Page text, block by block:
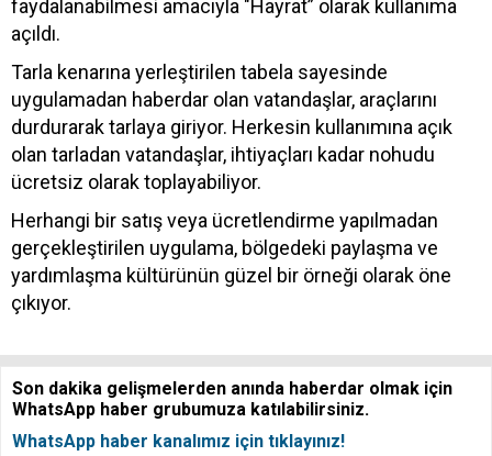
faydalanabilmesi amacıyla "Hayrat” olarak kullanıma
açıldı.
Tarla kenarına yerleştirilen tabela sayesinde
uygulamadan haberdar olan vatandaşlar, araçlarını
durdurarak tarlaya giriyor. Herkesin kullanımına açık
olan tarladan vatandaşlar, ihtiyaçları kadar nohudu
ücretsiz olarak toplayabiliyor.
Herhangi bir satış veya ücretlendirme yapılmadan
gerçekleştirilen uygulama, bölgedeki paylaşma ve
yardımlaşma kültürünün güzel bir örneği olarak öne
çıkıyor.
Son dakika gelişmelerden anında haberdar olmak için
WhatsApp haber grubumuza katılabilirsiniz.
WhatsApp haber kanalımız için tıklayınız!